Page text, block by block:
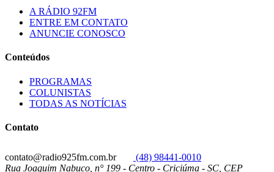
A RÁDIO 92FM
ENTRE EM CONTATO
ANUNCIE CONOSCO
Conteúdos
PROGRAMAS
COLUNISTAS
TODAS AS NOTÍCIAS
Contato
contato@radio925fm.com.br
(48) 98441-0010
Rua Joaquim Nabuco, n° 199 - Centro - Criciúma - SC, CEP